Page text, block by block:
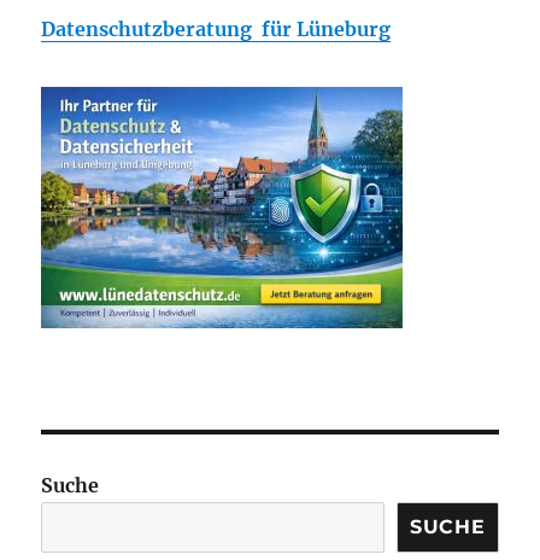
Datenschutzberatung für Lüneburg
Suche
SUCHE